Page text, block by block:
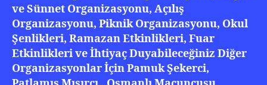
ve Sünnet Organizasyonu, Açılış
Organizasyonu, Piknik Organizasyonu, Okul
Şenlikleri, Ramazan Etkinlikleri, Fuar
Etkinlikleri ve İhtiyaç Duyabileceğiniz Diğer
Organizasyonlar İçin Pamuk Şekerci,